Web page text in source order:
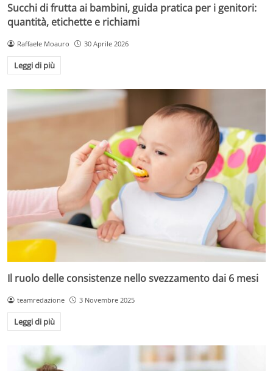
Succhi di frutta ai bambini, guida pratica per i genitori:
quantità, etichette e richiami
Raffaele Moauro 30 Aprile 2026
Leggi di più
Il ruolo delle consistenze nello svezzamento dai 6 mesi
teamredazione 3 Novembre 2025
Leggi di più